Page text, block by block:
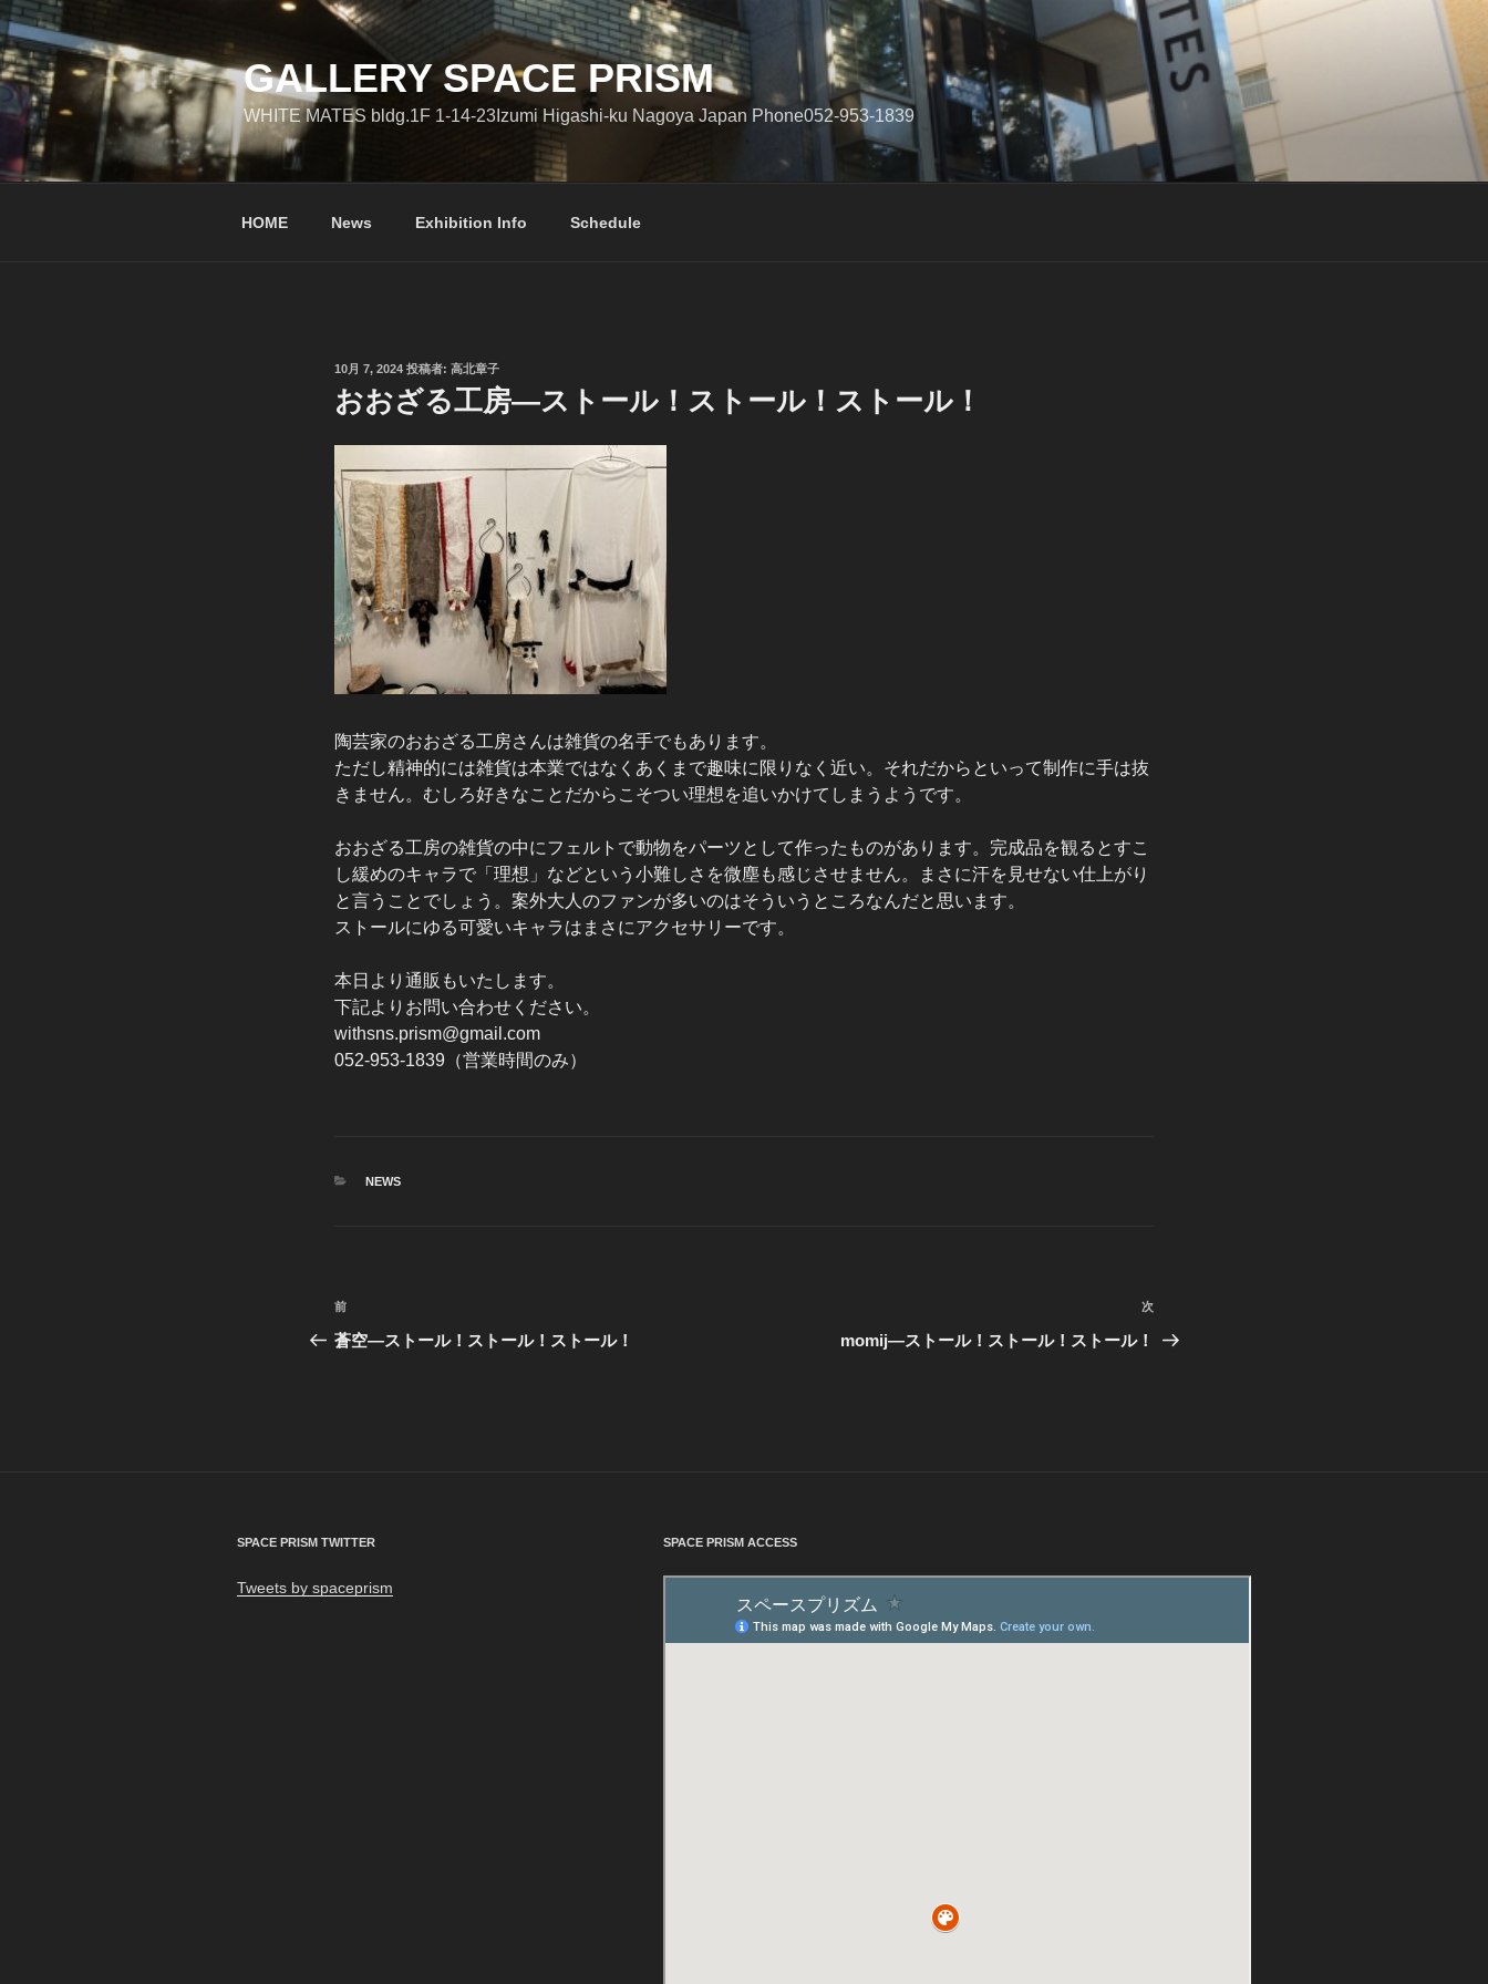
コ
ン
テ
ン
ツ
ス
GALLERY SPACE PRISM
WHITE MATES bldg.1F 1-14-23Izumi Higashi-ku Nagoya Japan Phone052-953-1839
HOME News Exhibition Info Schedule
投
日:
10月 7, 2024 投稿者: 高北章子
おおざる工房―ストール！ストール！ストール！
陶芸家のおおざる工房さんは雑貨の名手でもあります。
ただし精神的には雑貨は本業ではなくあくまで趣味に限りなく近い。それだからといって制作に手は抜
きません。むしろ好きなことだからこそつい理想を追いかけてしまうようです。
おおざる工房の雑貨の中にフェルトで動物をパーツとして作ったものがあります。完成品を観るとすこ
し緩めのキャラで「理想」などという小難しさを微塵も感じさせません。まさに汗を見せない仕上がり
と言うことでしょう。案外大人のファンが多いのはそういうところなんだと思います。
ストールにゆる可愛いキャラはまさにアクセサリーです。
本日より通販もいたします。
下記よりお問い合わせください。
withsns.prism@gmail.com
052-953-1839（営業時間のみ）
カ
NEWS
投
稿
シ
ョ
前
の
前
蒼空―ストール！ストール！ストール！
次
の
次
momij―ストール！ストール！ストール！
SPACE PRISM TWITTER
Tweets by spaceprism
SPACE PRISM ACCESS